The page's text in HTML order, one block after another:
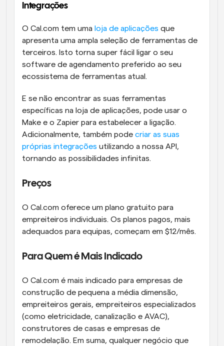
Integrações
O Cal.com tem uma loja de aplicações que
apresenta uma ampla seleção de ferramentas de
terceiros. Isto torna super fácil ligar o seu
software de agendamento preferido ao seu
ecossistema de ferramentas atual.
E se não encontrar as suas ferramentas
específicas na loja de aplicações, pode usar o
Make e o Zapier para estabelecer a ligação.
Adicionalmente, também pode criar as suas
próprias integrações utilizando a nossa API,
tornando as possibilidades infinitas.
Preços
O Cal.com oferece um plano gratuito para
empreiteiros individuais. Os planos pagos, mais
adequados para equipas, começam em $12/mês.
Para Quem é Mais Indicado
O Cal.com é mais indicado para empresas de
construção de pequena a média dimensão,
empreiteiros gerais, empreiteiros especializados
(como eletricidade, canalização e AVAC),
construtores de casas e empresas de
remodelação. Em suma, qualquer negócio que